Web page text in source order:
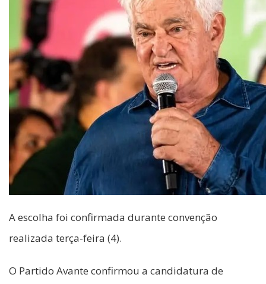
A escolha foi confirmada durante convenção
realizada terça-feira (4).
O Partido Avante confirmou a candidatura de